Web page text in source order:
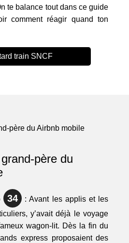
te balance tout dans ce guide
comment réagir quand ton
train SNCF
père du
34
: Avant les applis et les
y’avait déjà le voyage
wagon-lit. Dès la fin du
express proposaient des